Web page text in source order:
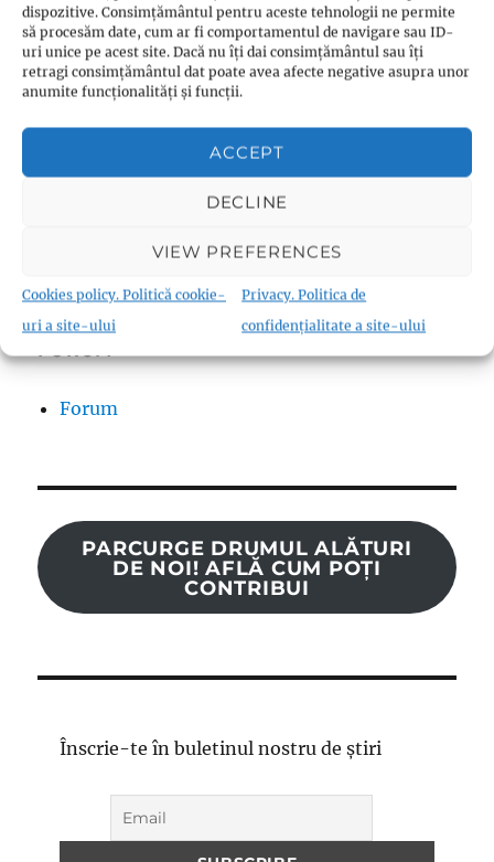
dispozitive. Consimțământul pentru aceste tehnologii ne permite
să procesăm date, cum ar fi comportamentul de navigare sau ID-
uri unice pe acest site. Dacă nu îți dai consimțământul sau îți
retragi consimțământul dat poate avea afecte negative asupra unor
anumite funcționalități și funcții.
ACCEPT
DECLINE
VIEW PREFERENCES
Cookies policy. Politică cookie-
uri a site-ului
Privacy. Politica de
confidențialitate a site-ului
Search
FORUM
Forum
PARCURGE DRUMUL ALĂTURI
DE NOI! AFLĂ CUM POȚI
CONTRIBUI
Înscrie-te în buletinul nostru de știri